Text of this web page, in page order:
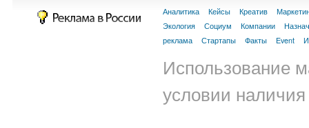
Аналитика Кейсы Креатив
Экология
Социум Компании
реклама
Стартапы Факты Event
Использование
условии